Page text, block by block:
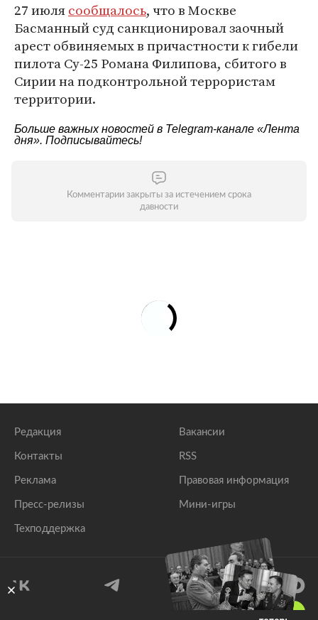
27 июлясообщалось, что в Москве
Басманный суд санкционировал заочный
арест обвиняемых в причастности к гибели
пилота Су-25 Романа Филипова, сбитого в
Сирии на подконтрольной террористам
территории.
Больше важных новостей в Telegram-канале «Лента
дня». Подписывайтесь!
Комментарии закрыты за истечением срока
давности
Редакция
Контакты
Реклама
Пресс-релизы
Техподдержка
Вакансии
RSS
Правовая информация
Мини-игры